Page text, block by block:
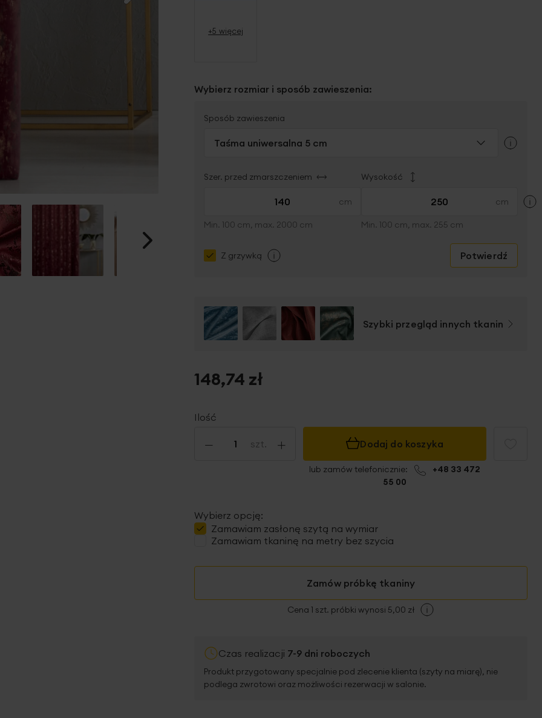
+5 więcej
Wybierz rozmiar i sposób zawieszenia:
Sposób zawieszenia
Taśma uniwersalna 5 cm
Szer. przed zmarszczeniem
Min. 100 cm, max. 2000 cm
Wysokość
Min. 100 cm, max. 255 cm
Z grzywką Potwierdź
Szybki przegląd innych tkanin
148,74 zł
Ilość
- szt. + Dodaj do koszyka
lub zamów telefonicznie:
+48 33 472
55 00
Wybierz opcję:
Zamawiam zasłonę szytą na wymiar
Zamawiam tkaninę na metry bez szycia
Zamów próbkę tkaniny
Cena 1 szt. próbki wynosi 5,00 zł
Czas realizacji 7-9 dni roboczych
Produkt przygotowany specjalnie pod zlecenie klienta (szyty na miarę), nie
podlega zwrotowi oraz możliwości rezerwacji w salonie.